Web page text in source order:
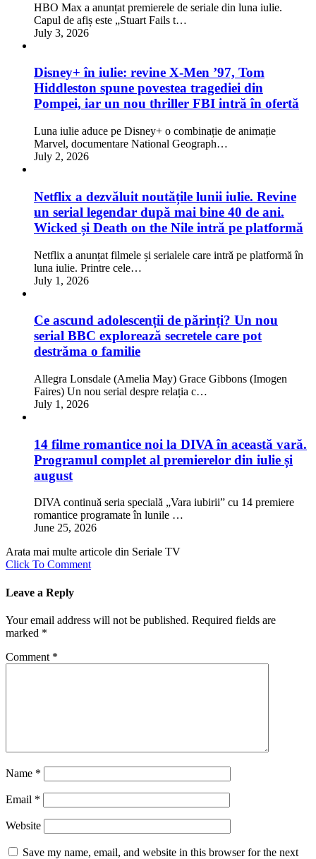
HBO Max a anunțat premierele de seriale din luna iulie.
Capul de afiș este „Stuart Fails t…
July 3, 2026
Disney+ în iulie: revine X-Men ’97, Tom
Hiddleston spune povestea tragediei din
Pompei, iar un nou thriller FBI intră în ofertă
Luna iulie aduce pe Disney+ o combinație de animație
Marvel, documentare National Geograph…
July 2, 2026
Netflix a dezvăluit noutățile lunii iulie. Revine
un serial legendar după mai bine 40 de ani.
Wicked și Death on the Nile intră pe platformă
Netflix a anunțat filmele și serialele care intră pe platformă în
luna iulie. Printre cele…
July 1, 2026
Ce ascund adolescenții de părinți? Un nou
serial BBC explorează secretele care pot
destrăma o familie
Allegra Lonsdale (Amelia May) Grace Gibbons (Imogen
Faires) Un nou serial despre relația c…
July 1, 2026
14 filme romantice noi la DIVA în această vară.
Programul complet al premierelor din iulie și
august
DIVA continuă seria specială „Vara iubirii” cu 14 premiere
romantice programate în lunile …
June 25, 2026
Arata mai multe articole din Seriale TV
Click To Comment
Leave a Reply
Your email address will not be published. Required fields are
marked *
Comment *
Name *
Email *
Website
Save my name, email, and website in this browser for the next